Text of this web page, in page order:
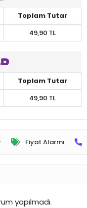
Toplam Tutar
49,90 TL
Toplam Tutar
49,90 TL
Fiyat Alarmı
yapılmadı.